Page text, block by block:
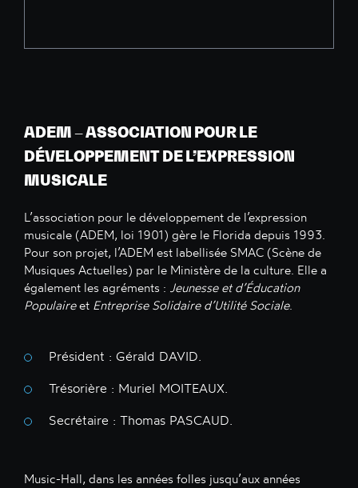
ADEM – ASSOCIATION POUR LE
DÉVELOPPEMENT DE L’EXPRESSION
MUSICALE
L’association pour le développement de l’expression
musicale (ADEM, loi 1901) gère le Florida depuis 1993.
Pour son projet, l’ADEM est labellisée SMAC (Scène de
Musiques Actuelles) par le Ministère de la culture. Elle a
également les agréments : Jeunesse et d’Éducation
Populaireet Entreprise Solidaire d’Utilité Sociale.
Président : Gérald DAVID.
Trésorière : Muriel MOITEAUX.
Secrétaire : Thomas PASCAUD.
Music-Hall, dans les années folles jusqu’aux années